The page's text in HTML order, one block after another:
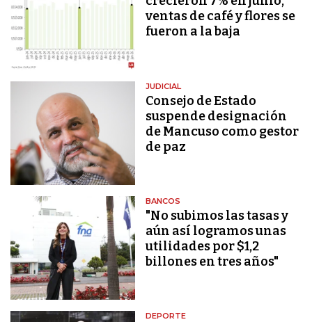
ventas de café y flores se
fueron a la baja
JUDICIAL
Consejo de Estado
suspende designación
de Mancuso como gestor
de paz
BANCOS
"No subimos las tasas y
aún así logramos unas
utilidades por $1,2
billones en tres años"
DEPORTE